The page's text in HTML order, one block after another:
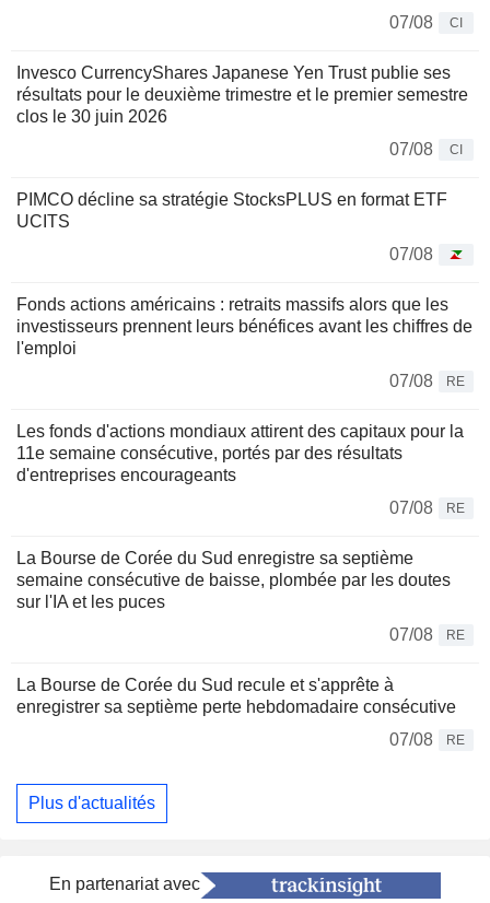
07/08 CI
Invesco CurrencyShares Japanese Yen Trust publie ses
résultats pour le deuxième trimestre et le premier semestre
clos le 30 juin 2026
07/08
CI
PIMCO décline sa stratégie StocksPLUS en format ETF
UCITS
07/08
Fonds actions américains : retraits massifs alors que les
investisseurs prennent leurs bénéfices avant les chiffres de
l'emploi
07/08
RE
Les fonds d'actions mondiaux attirent des capitaux pour la
11e semaine consécutive, portés par des résultats
d'entreprises encourageants
07/08
RE
La Bourse de Corée du Sud enregistre sa septième
semaine consécutive de baisse, plombée par les doutes
sur l'IA et les puces
07/08
RE
La Bourse de Corée du Sud recule et s'apprête à
enregistrer sa septième perte hebdomadaire consécutive
07/08
RE
Plus d'actualités
En partenariat avec